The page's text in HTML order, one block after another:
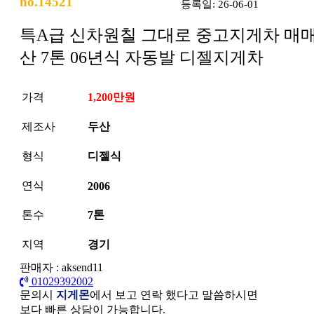
등록일: 26-06-01
특A급 신차원칠 그대로 중고지게차 매
산 7톤 06년식 자동발 디젤지게차
가격 1,200만원
제조사 두산
형식 디젤식
연식 2006
톤수 7톤
지역
경기
판매자 : aksend11
01029392002
문의시 지게몬에서 보고 연락 했다고 말씀하시면
보다 빠른 상담이 가능합니다.